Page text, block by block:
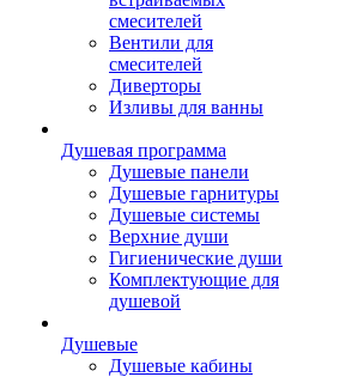
смесителей
Вентили для
смесителей
Диверторы
Изливы для ванны
Душевая программа
Душевые панели
Душевые гарнитуры
Душевые системы
Верхние души
Гигиенические души
Комплектующие для
душевой
Душевые
Душевые кабины